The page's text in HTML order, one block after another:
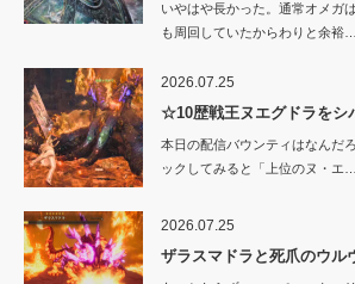
いやはや長かった。通常オメガ
も周回していたからわりと余裕…
2026.07.25
☆10歴戦王ヌエグドラをシ
本日の配信バウンティはなんだ
ックしてみると「上位のヌ・エ…
2026.07.25
ザラスマドラと死爪のウル